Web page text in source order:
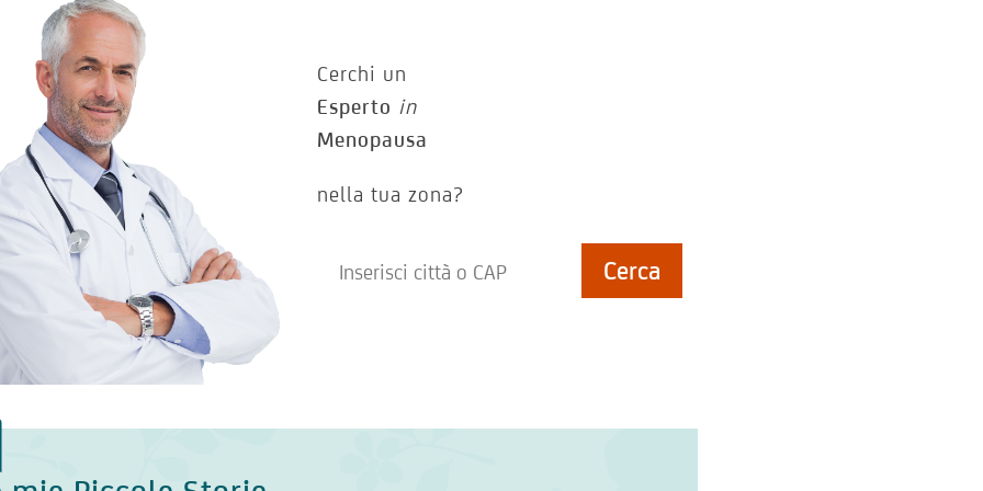
Cerchi un
Esperto in
Menopausa
nella tua zona?